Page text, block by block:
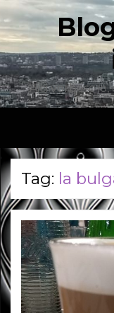
Aici vorbesc
Tag: la